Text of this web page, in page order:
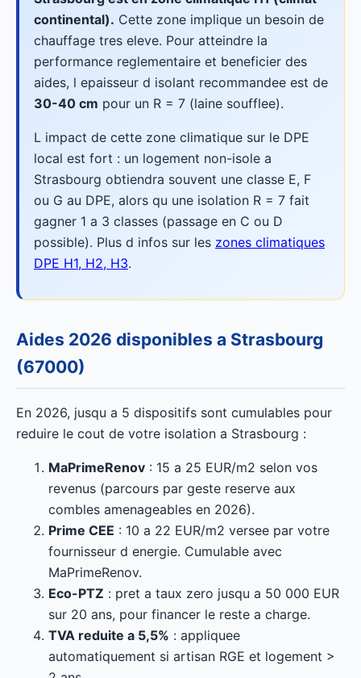
continental). Cette zone implique un besoin de
chauffage tres eleve. Pour atteindre la
performance reglementaire et beneficier des
aides, l epaisseur d isolant recommandee est de
30-40 cm pour un R = 7 (laine soufflee).
L impact de cette zone climatique sur le DPE
local est fort : un logement non-isole a
Strasbourg obtiendra souvent une classe E, F
ou G au DPE, alors qu une isolation R = 7 fait
gagner 1 a 3 classes (passage en C ou D
possible). Plus d infos sur les zones climatiques
DPE H1, H2, H3.
Aides 2026 disponibles a Strasbourg
(67000)
En 2026, jusqu a 5 dispositifs sont cumulables pour
reduire le cout de votre isolation a Strasbourg :
MaPrimeRenov : 15 a 25 EUR/m2 selon vos
revenus (parcours par geste reserve aux
combles amenageables en 2026).
Prime CEE : 10 a 22 EUR/m2 versee par votre
fournisseur d energie. Cumulable avec
MaPrimeRenov.
Eco-PTZ : pret a taux zero jusqu a 50 000 EUR
sur 20 ans, pour financer le reste a charge.
TVA reduite a 5,5% : appliquee
automatiquement si artisan RGE et logement >